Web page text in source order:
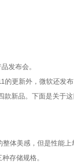
发布会。
的更新外，微软还
新品。下面是关于这
体美感，但是性能
存储规格。